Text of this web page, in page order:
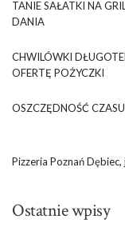
TANIE SAŁATKI NA
DANIA
CHWILÓWKI
OFERTĘ POŻYCZKI
OSZCZĘDNOŚĆ
Pizzeria Poznań Dębiec,
Ostatnie wpisy